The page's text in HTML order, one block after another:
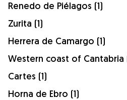
Renedo de Piélagos (1)
Zurita (1)
Herrera de Camargo (1)
Western coast of Cantabria
Cartes (1)
Horna de Ebro (1)